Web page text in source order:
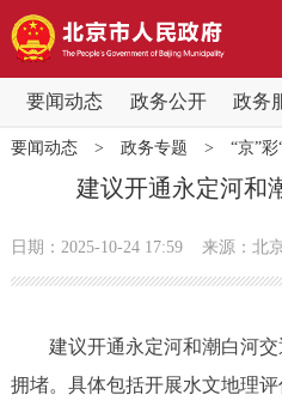
要闻动态 政务公开 政务
要闻动态
党中央精神 国务
政务公开
要闻动态> 政务专题 > “京”
建议开通永定河和
日期：2025-10-24 17:59 来源：北
建议开通永定河和潮白河交
拥堵。具体包括开展水文地理